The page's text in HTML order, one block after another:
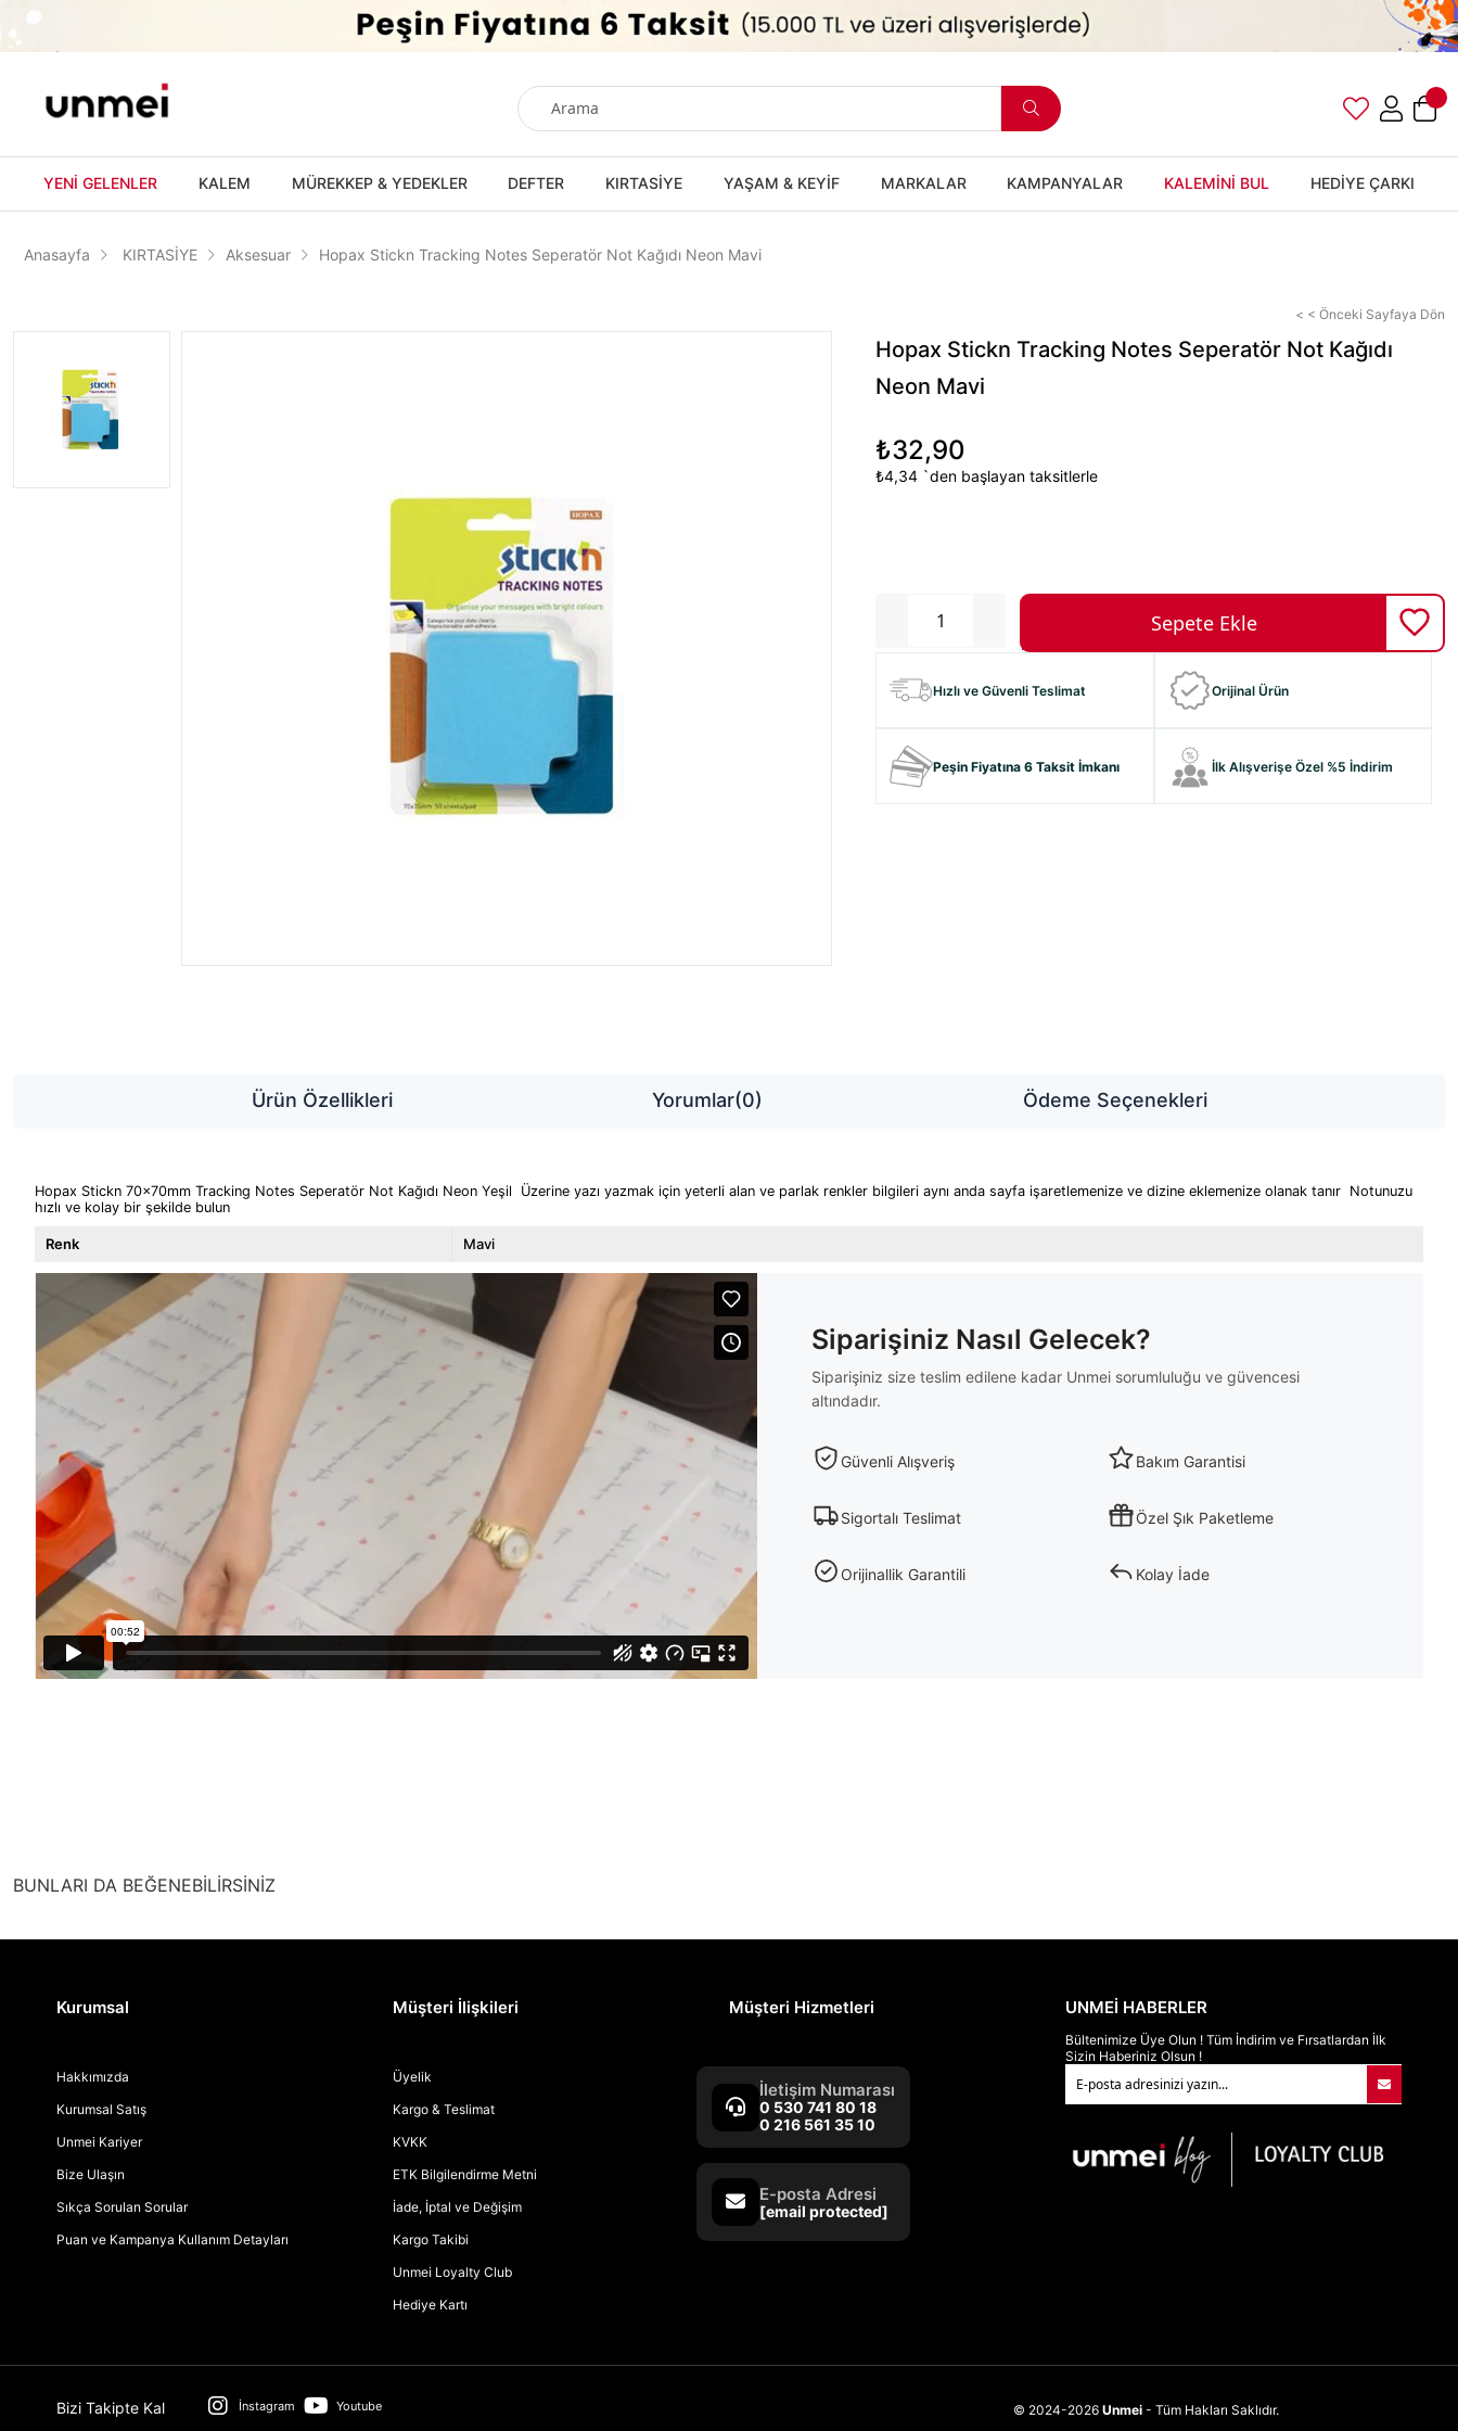
YENİ GELENLER KALEM MÜREKKEP & YEDEKLER DEFTER KIRTASİYE YAŞAM & KEYİF MARKALAR KAMPANYALAR KALEMİNİ BUL HEDİYE ÇARKI
Anasayfa KIRTASİYE Aksesuar Hopax Stickn Tracking Notes Seperatör Not Kağıdı Neon Mavi
< < Önceki Sayfaya Dön
Hopax Stickn Tracking Notes Seperatör Not Kağıdı
Neon Mavi
₺32,90
₺4,34 `den başlayan taksitlerle
Hızlı ve Güvenli Teslimat Orijinal Ürün
Peşin Fiyatına 6 Taksit İmkanı İlk Alışverişe Özel %5 İndirim
Ürün Özellikleri Yorumlar(0) Ödeme Seçenekleri
Hopax Stickn 70x70mm Tracking Notes Seperatör Not Kağıdı Neon Yeşil Üzerine yazı yazmak için yeterli alan ve parlak renkler bilgileri aynı anda sayfa işaretlemenize ve dizine eklemenize olanak tanır Notunuzu
hızlı ve kolay bir şekilde bulun
Renk Mavi
Siparişiniz Nasıl Gelecek?
Siparişiniz size teslim edilene kadar Unmei sorumluluğu ve güvencesi
altındadır.
Güvenli Alışveriş Bakım Garantisi
Sigortalı Teslimat Özel Şık Paketleme
Orijinallik Garantili Kolay İade
BUNLARI DA BEĞENEBİLİRSİNİZ
Kurumsal
Hakkımızda
Kurumsal Satış
Unmei Kariyer
Bize Ulaşın
Sıkça Sorulan Sorular
Puan ve Kampanya Kullanım Detayları
Müşteri İlişkileri
Üyelik
Kargo & Teslimat
KVKK
ETK Bilgilendirme Metni
İade, İptal ve Değişim
Kargo Takibi
Unmei Loyalty Club
Hediye Kartı
Müşteri Hizmetleri
İletişim Numarası
0 530 741 80 18
0 216 561 35 10
E-posta Adresi
[email protected]
UNMEİ HABERLER
Bültenimize Üye Olun ! Tüm İndirim ve Fırsatlardan İlk
Sizin Haberiniz Olsun !
Bizi Takipte Kal İnstagram Youtube © 2024-2026 Unmei- Tüm Hakları Saklıdır.